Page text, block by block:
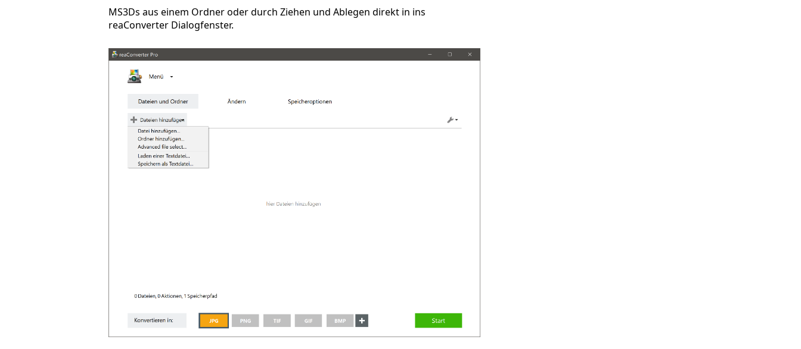
MS3Ds aus einem Ordner oder durch Ziehen und Ablegen direkt in ins
reaConverter Dialogfenster.